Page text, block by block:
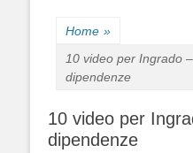
Home »
10 video per Ingrado
dipendenze
10 video per
dipendenze